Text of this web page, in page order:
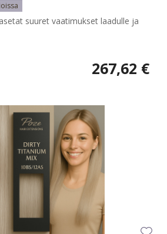
suuret vaatimukset laadulle ja
267,62 €